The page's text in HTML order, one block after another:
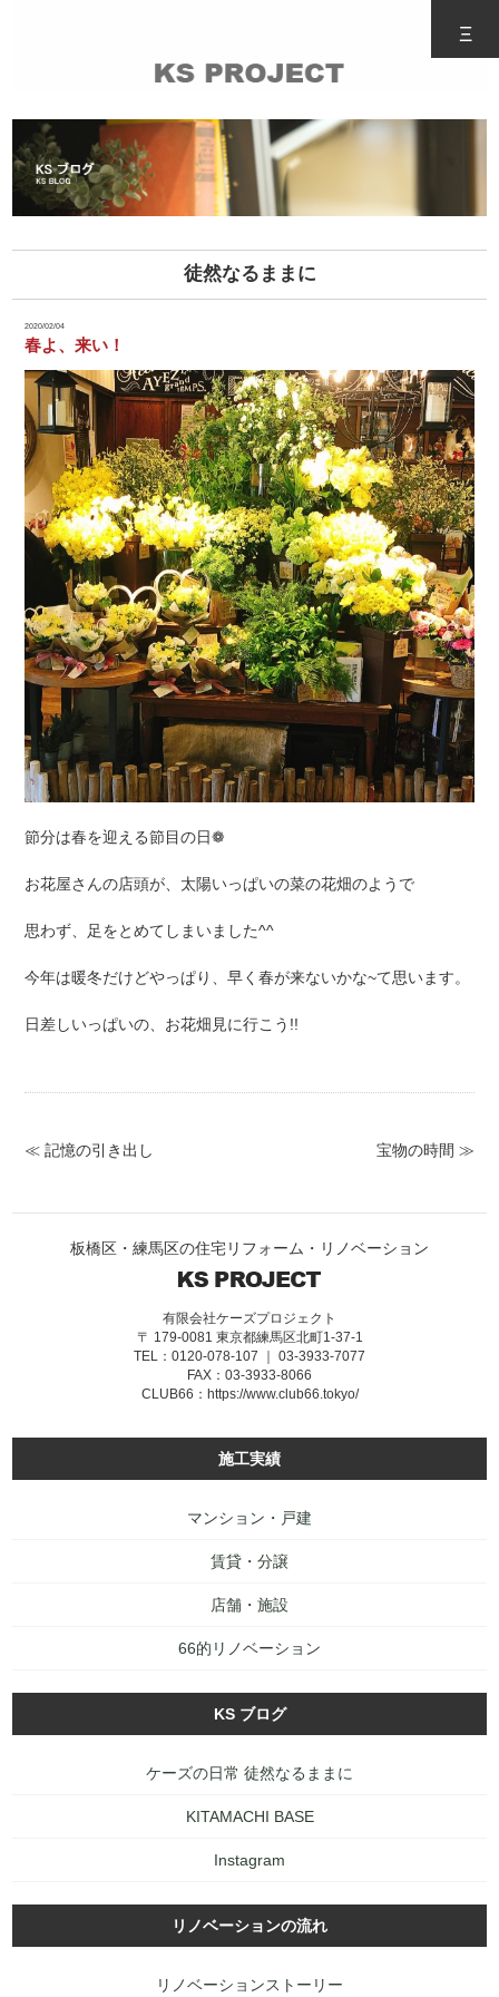
Ξ
徒然なるままに
2020/02/04
春よ、来い！
節分は春を迎える節目の日❁
お花屋さんの店頭が、太陽いっぱいの菜の花畑のようで
思わず、足をとめてしまいました^^
今年は暖冬だけどやっぱり、早く春が来ないかな~て思います。
日差しいっぱいの、お花畑見に行こう!!
宝物の時間 ≫
≪ 記憶の引き出し
板橋区・練馬区の住宅リフォーム・リノベーション
有限会社ケーズプロジェクト
〒 179-0081 東京都練馬区北町1-37-1
TEL：0120-078-107 ｜ 03-3933-7077
FAX：03-3933-8066
CLUB66： https://www.club66.tokyo/
施工実績
マンション・戸建
賃貸・分譲
店舗・施設
66的リノベーション
KS ブログ
ケーズの日常 徒然なるままに
KITAMACHI BASE
Instagram
リノベーションの流れ
リノベーションストーリー